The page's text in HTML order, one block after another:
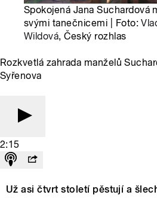
Spokojená Jana Suchardová
svými tanečnicemi | Foto:
Wildová, Český rozhlas
Rozkvetlá zahrada manželů
Syřenova
2:15
Už asi čtvrt století pěstují a